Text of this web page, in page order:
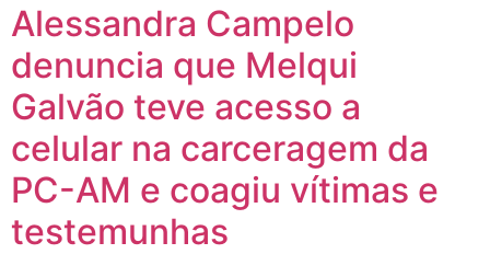
Alessandra Campelo
denuncia que Melqui
Galvão teve acesso a
celular na carceragem da
PC-AM e coagiu vítimas e
testemunhas